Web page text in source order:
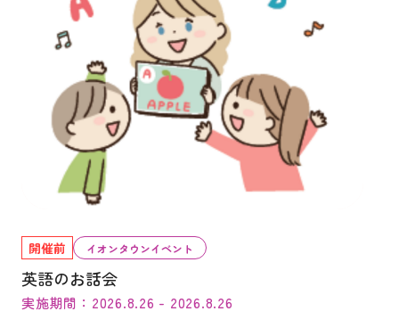
開催前 イオンタウンイベント
英語のお話会
実施期間：2026.8.26 - 2026.8.26